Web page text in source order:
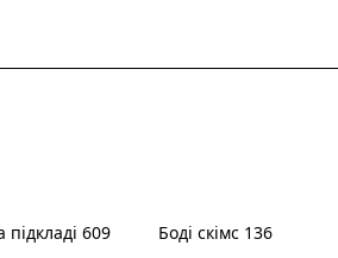
609
Новинка
Боді скімс 136